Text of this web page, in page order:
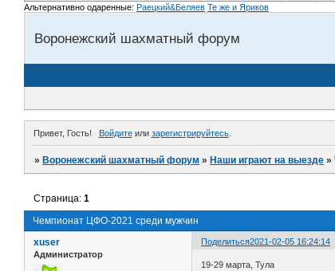
Альтернативно одаренные: Раецкий&Беляев Те же и Яриков
Воронежский шахматный форум
Привет, Гость! Войдитеили зарегистрируйтесь.
»Воронежский шахматный форум »Наши играют на выезде »
Чемпионат ЦФО-2021 среди мужчин
Страница:1
Поделиться2021-02-05 16:24:14
xuser
Администратор
19-29 марта, Тула